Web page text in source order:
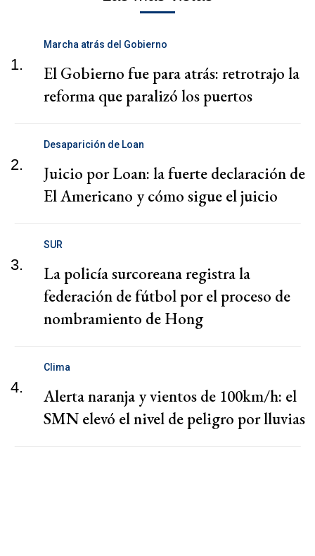
1.
Marcha atrás del Gobierno
El Gobierno fue para atrás: retrotrajo la
reforma que paralizó los puertos
2.
Desaparición de Loan
Juicio por Loan: la fuerte declaración de
El Americano y cómo sigue el juicio
3.
SUR
La policía surcoreana registra la
federación de fútbol por el proceso de
nombramiento de Hong
4.
Clima
Alerta naranja y vientos de 100km/h: el
SMN elevó el nivel de peligro por lluvias